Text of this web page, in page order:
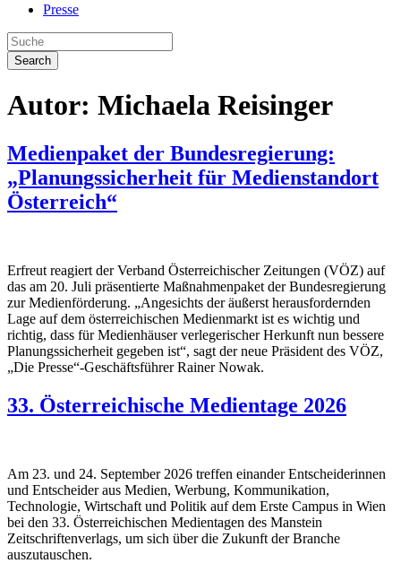
Presse
Search
Autor: Michaela Reisinger
Medienpaket der Bundesregierung:
„Planungssicherheit für Medienstandort
Österreich“
Erfreut reagiert der Verband Österreichischer Zeitungen (VÖZ) auf
das am 20. Juli präsentierte Maßnahmenpaket der Bundesregierung
zur Medienförderung. „Angesichts der äußerst herausfordernden
Lage auf dem österreichischen Medienmarkt ist es wichtig und
richtig, dass für Medienhäuser verlegerischer Herkunft nun bessere
Planungssicherheit gegeben ist“, sagt der neue Präsident des VÖZ,
„Die Presse“-Geschäftsführer Rainer Nowak.
33. Österreichische Medientage 2026
Am 23. und 24. September 2026 treffen einander Entscheiderinnen
und Entscheider aus Medien, Werbung, Kommunikation,
Technologie, Wirtschaft und Politik auf dem Erste Campus in Wien
bei den 33. Österreichischen Medientagen des Manstein
Zeitschriftenverlags, um sich über die Zukunft der Branche
auszutauschen.